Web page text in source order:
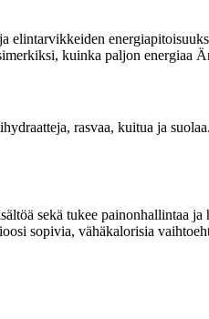
elintarvikkeiden
kuinka paljon energiaa
rasvaa, kuitua ja
sekä tukee
sopivia, vähäkalorisia